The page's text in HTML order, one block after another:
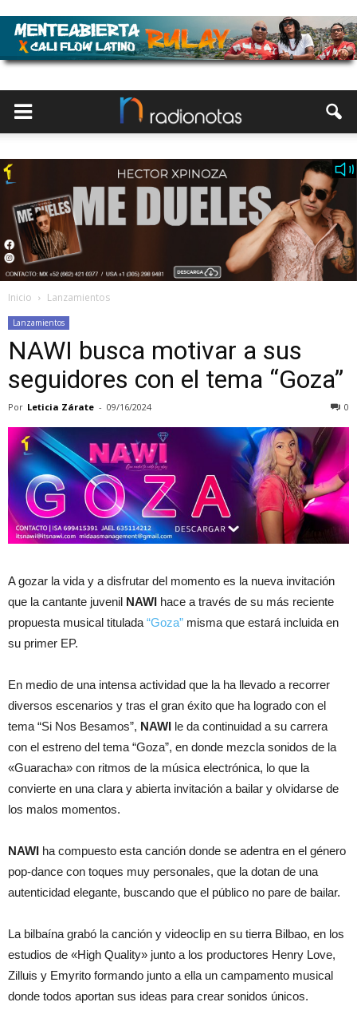
Inicio Lanzamientos
Lanzamientos
NAWI busca motivar a sus
seguidores con el tema “Goza”
Por Leticia Zárate - 09/16/2024 0
A gozar la vida y a disfrutar del momento es la nueva invitación
que la cantante juvenil NAWI hace a través de su más reciente
propuesta musical titulada “Goza” misma que estará incluida en
su primer EP.
En medio de una intensa actividad que la ha llevado a recorrer
diversos escenarios y tras el gran éxito que ha logrado con el
tema “Si Nos Besamos”, NAWI le da continuidad a su carrera
con el estreno del tema “Goza”, en donde mezcla sonidos de la
«Guaracha» con ritmos de la música electrónica, lo que la
convierte en una clara y abierta invitación a bailar y olvidarse de
los malos momentos.
NAWI ha compuesto esta canción donde se adentra en el género
pop-dance con toques muy personales, que la dotan de una
autenticidad elegante, buscando que el público no pare de bailar.
La bilbaína grabó la canción y videoclip en su tierra Bilbao, en los
estudios de «High Quality» junto a los productores Henry Love,
Zilluis y Emyrito formando junto a ella un campamento musical
donde todos aportan sus ideas para crear sonidos únicos.